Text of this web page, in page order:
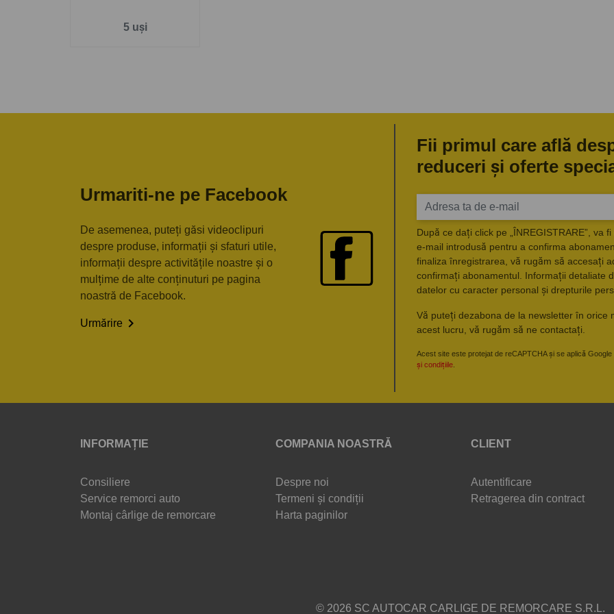
5 uși
Urmariti-ne pe Facebook
De asemenea, puteți găsi videoclipuri
despre produse, informații și sfaturi utile,
informații despre activitățile noastre și o
mulțime de alte conținuturi pe pagina
noastră de Facebook.
Urmărire 
Fii primul care află
reduceri și oferte
După ce dați click pe „ÎNREGISTRARE”, va
e-mail introdusă pentru a confirma
finaliza înregistrarea, vă rugăm să accesați
confirmați abonamentul. Informații detaliate
datelor cu caracter personal și drepturile
Vă puteți dezabona de la newsletter în orice
acest lucru, vă rugăm să ne contactați.
Acest site este protejat de reCAPTCHA și se aplică Google
și condițiile
INFORMAȚIE
Consiliere
Service remorci auto
Montaj cârlige de remorcare
COMPANIA NOASTRĂ
Despre noi
Termeni și condiții
Harta paginilor
CLIENT
Autentificare
Retragerea din contract
© 2026 SC AUTOCAR CARLIGE DE REMORCARE S.R.L.